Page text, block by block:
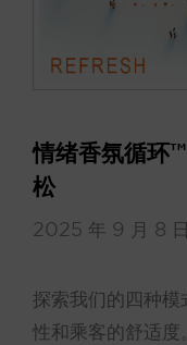
情绪香氛循环
松
2025 年 9 月 8 日
探索我们的四种
性和乘客的舒适度。